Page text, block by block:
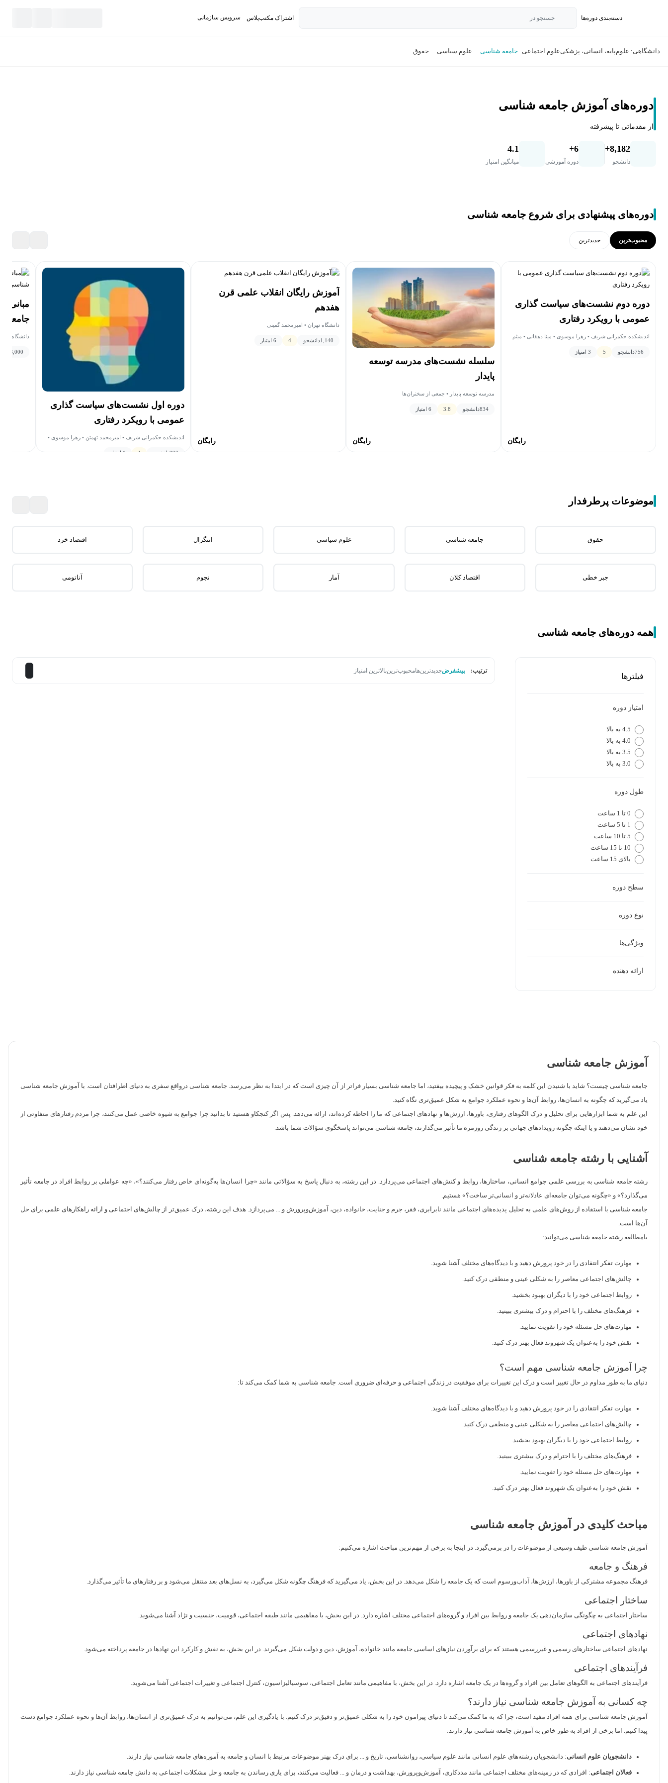
دسته‌بندی‌ دوره‌ها جستجو در اشتراک مکتب‌پلاس سرویس سازمانی
دانشگاهی: علوم‌پایه، انسانی، پزشکیعلوم اجتماعی جامعه شناسی علوم سیاسی حقوق
دوره‌های آموزش جامعه شناسی
از مقدماتی تا پیشرفته
8,182+
دانشجو
6+
دوره آموزشی
4.1
میانگین امتیاز
دوره‌های پیشنهادی برای شروع جامعه شناسی
محبوب‌ترین جدید‌ترین
دوره دوم نشست‌های سیاست گذاری
عمومی با رویکرد رفتاری
اندیشکده حکمرانی شریف • زهرا موسوی • مینا دهقانی • میثم
حاجی ملا درویش • جعفر خیر خواهان • محمد تقی سعیدی •
756دانشجو 5 3 امتیاز
رایگان
سلسله نشست‌های مدرسه توسعه
پایدار
مدرسه توسعه پایدار • جمعی از سخنران‌ها
834دانشجو 3.8 6 امتیاز
رایگان
آموزش رایگان انقلاب علمی قرن
هفدهم
دانشگاه تهران • امیرمحمد گمینی
1,140دانشجو 4 6 امتیاز
رایگان
دوره اول نشست‌های سیاست گذاری
عمومی با رویکرد رفتاری
اندیشکده حکمرانی شریف • امیرمحمد تهمتن • زهرا موسوی •
مینا دهقانی • هادی عاشقی
890 دانشجو 4 1 امتیاز
مبانی
جامعه
دانشگاه
3,000
موضوعات پرطرفدار
حقوق جامعه شناسی علوم سیاسی انتگرال اقتصاد خرد
جبر خطی اقتصاد کلان آمار نجوم آناتومی
همه دوره‌های جامعه شناسی
فیلترها
امتیاز دوره
4.5 به بالا
4.0 به بالا
3.5 به بالا
3.0 به بالا
طول دوره
0 تا 1 ساعت
1 تا 5 ساعت
5 تا 10 ساعت
10 تا 15 ساعت
بالای 15 ساعت
سطح دوره
نوع دوره
ویژگی‌ها
ارائه دهنده
ترتیب: پیشفرضجدیدترین‌هامحبوب‌ترینبالاترین امتیاز
آموزش جامعه شناسی
جامعه شناسی چیست؟ شاید با شنیدن این کلمه به فکر قوانین خشک و پیچیده بیفتید، اما جامعه شناسی بسیار فراتر از آن چیزی است که در ابتدا به نظر می‌رسد. جامعه شناسی درواقع سفری به دنیای اطرافتان است. با آموزش جامعه شناسی
یاد می‌گیرید که چگونه به انسان‌ها، روابط آن‌ها و نحوه عملکرد جوامع به شکل عمیق‌تری نگاه کنید.
این علم به شما ابزارهایی برای تحلیل و درک الگوهای رفتاری، باورها، ارزش‌ها و نهادهای اجتماعی که ما را احاطه کرده‌اند، ارائه می‌دهد. پس اگر کنجکاو هستید تا بدانید چرا جوامع به شیوه خاصی عمل می‌کنند، چرا مردم رفتارهای متفاوتی از
خود نشان می‌دهند و یا اینکه چگونه رویدادهای جهانی بر زندگی روزمره ما تأثیر می‌گذارند، جامعه شناسی می‌تواند پاسخگوی سؤالات شما باشد.
آشنایی با رشته جامعه شناسی
رشته جامعه شناسی به بررسی علمی جوامع انسانی، ساختارها، روابط و کنش‌های اجتماعی می‌پردازد. در این رشته، به دنبال پاسخ به سؤالاتی مانند «چرا انسان‌ها به‌گونه‌ای خاص رفتار می‌کنند؟»، «چه عواملی بر روابط افراد در جامعه تأثیر
می‌گذارد؟» و «چگونه می‌توان جامعه‌ای عادلانه‌تر و انسانی‌تر ساخت؟» هستیم.
جامعه شناسی با استفاده از روش‌های علمی به تحلیل پدیده‌های اجتماعی مانند نابرابری، فقر، جرم و جنایت، خانواده، دین، آموزش‌وپرورش و ... می‌پردازد. هدف این رشته، درک عمیق‌تر از چالش‌های اجتماعی و ارائه راهکارهای علمی برای حل
آن‌ها است.
بامطالعه رشته جامعه شناسی می‌توانید:
مهارت تفکر انتقادی را در خود پرورش دهید و با دیدگاه‌های مختلف آشنا شوید.
چالش‌های اجتماعی معاصر را به شکلی عینی و منطقی درک کنید.
روابط اجتماعی خود را با دیگران بهبود بخشید.
فرهنگ‌های مختلف را با احترام و درک بیشتری ببینید.
مهارت‌های حل مسئله خود را تقویت نمایید.
نقش خود را به‌عنوان یک شهروند فعال بهتر درک کنید.
چرا آموزش جامعه شناسی مهم است؟
دنیای ما به طور مداوم در حال تغییر است و درک این تغییرات برای موفقیت در زندگی اجتماعی و حرفه‌ای ضروری است. جامعه شناسی به شما کمک می‌کند تا:
مهارت تفکر انتقادی را در خود پرورش دهید و با دیدگاه‌های مختلف آشنا شوید.
چالش‌های اجتماعی معاصر را به شکلی عینی و منطقی درک کنید.
روابط اجتماعی خود را با دیگران بهبود بخشید.
فرهنگ‌های مختلف را با احترام و درک بیشتری ببینید.
مهارت‌های حل مسئله خود را تقویت نمایید.
نقش خود را به‌عنوان یک شهروند فعال بهتر درک کنید.
مباحث کلیدی در آموزش جامعه شناسی
آموزش جامعه شناسی طیف وسیعی از موضوعات را در برمی‌گیرد. در اینجا به برخی از مهم‌ترین مباحث اشاره می‌کنیم:
فرهنگ و جامعه
فرهنگ مجموعه مشترکی از باورها، ارزش‌ها، آداب‌ورسوم است که یک جامعه را شکل می‌دهد. در این بخش، یاد می‌گیرید که فرهنگ چگونه شکل می‌گیرد، به نسل‌های بعد منتقل می‌شود و بر رفتارهای ما تأثیر می‌گذارد.
ساختار اجتماعی
ساختار اجتماعی به چگونگی سازمان‌دهی یک جامعه و روابط بین افراد و گروه‌های اجتماعی مختلف اشاره دارد. در این بخش، با مفاهیمی مانند طبقه اجتماعی، قومیت، جنسیت و نژاد آشنا می‌شوید.
نهادهای اجتماعی
نهادهای اجتماعی ساختارهای رسمی و غیررسمی هستند که برای برآوردن نیازهای اساسی جامعه مانند خانواده، آموزش، دین و دولت شکل می‌گیرند. در این بخش، به نقش و کارکرد این نهادها در جامعه پرداخته می‌شود.
فرآیندهای اجتماعی
فرآیندهای اجتماعی به الگوهای تعامل بین افراد و گروه‌ها در یک جامعه اشاره دارد. در این بخش، با مفاهیمی مانند تعامل اجتماعی، سوسیالیزاسیون، کنترل اجتماعی و تغییرات اجتماعی آشنا می‌شوید.
چه کسانی به آموزش جامعه شناسی نیاز دارند؟
آموزش جامعه شناسی برای همه افراد مفید است، چرا که به ما کمک می‌کند تا دنیای پیرامون خود را به شکلی عمیق‌تر و دقیق‌تر درک کنیم. با یادگیری این علم، می‌توانیم به درک عمیق‌تری از انسان‌ها، روابط آن‌ها و نحوه عملکرد جوامع دست
پیدا کنیم. اما برخی از افراد به طور خاص به آموزش جامعه شناسی نیاز دارند:
دانشجویان علوم انسانی: دانشجویان رشته‌های علوم انسانی مانند علوم سیاسی، روانشناسی، تاریخ و ... برای درک بهتر موضوعات مرتبط با انسان و جامعه به آموزه‌های جامعه شناسی نیاز دارند.
فعالان اجتماعی: افرادی که در زمینه‌های مختلف اجتماعی مانند مددکاری، آموزش‌وپرورش، بهداشت و درمان و ... فعالیت می‌کنند، برای یاری رساندن به جامعه و حل مشکلات اجتماعی به دانش جامعه شناسی نیاز دارند.